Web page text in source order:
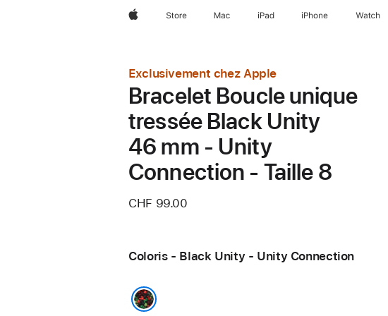
AppleStore Mac iPad iPhone Watch
Exclusivement chez Apple
Bracelet Boucle unique
tressée Black Unity
46 mm - Unity
Connection - Taille 8
CHF 99.00
Coloris - Black Unity - Unity Connection